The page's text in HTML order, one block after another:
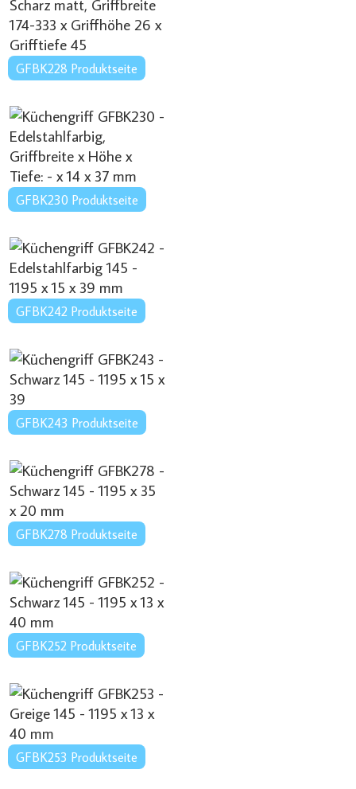
GFBK228 Produktseite
GFBK230 Produktseite
GFBK242 Produktseite
GFBK243 Produktseite
GFBK278 Produktseite
GFBK252 Produktseite
GFBK253 Produktseite